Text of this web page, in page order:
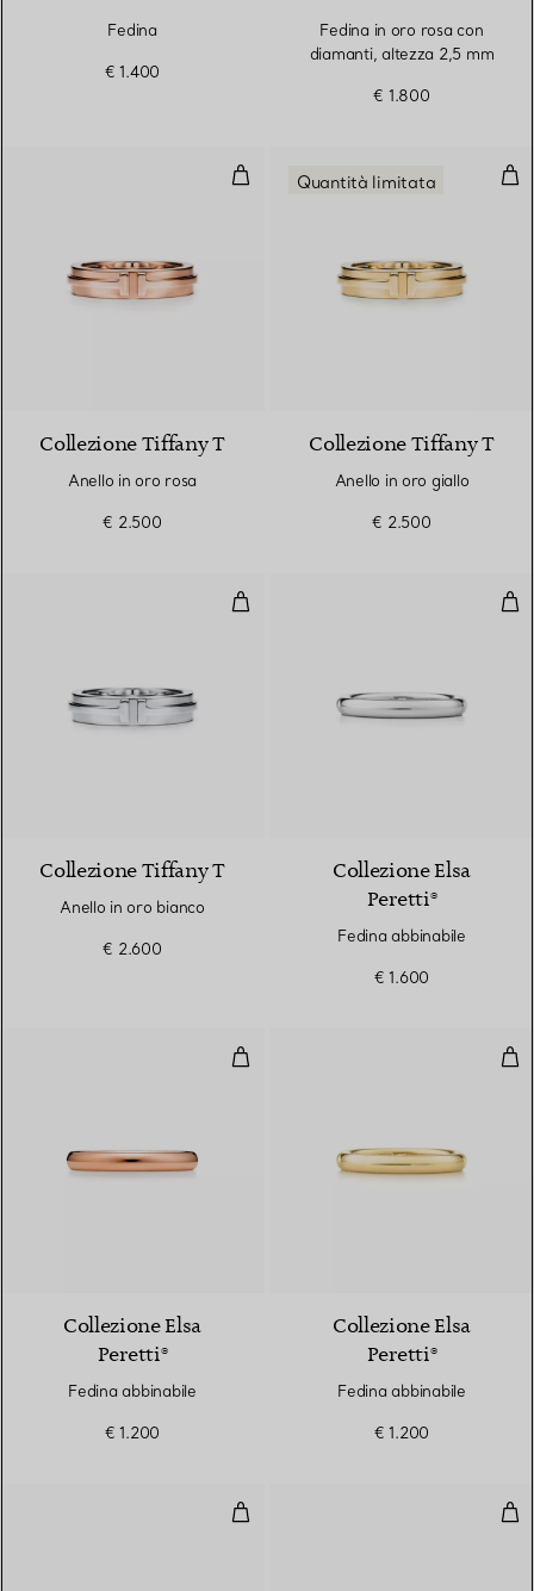
Fedina
€ 1.400
Fedina in oro rosa con
diamanti, altezza 2,5 mm
€ 1.800
Anello in oro rosa
Collezione Tiffany T
Anello in oro rosa
€ 2.500
Quantità limitata
Collezione Tiffany T
Anello in oro giallo
€ 2.500
Anello in oro bianco
Collezione Tiffany T
Anello in oro bianco
€ 2.600
Collezione Elsa
Peretti®
Fedina abbinabile
€ 1.600
Fedina abbinabile
Collezione Elsa
Peretti®
Fedina abbinabile
€ 1.200
Collezione Elsa
Peretti®
Fedina abbinabile
€ 1.200
Fede nuziale